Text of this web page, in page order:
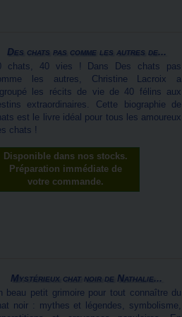
Des chats pas comme les autres de...
chats, 40 vies ! Dans Des chats pas
les autres, Christine Lacroix a
les récits de vie de 40 félins aux
extraordinaires. Cette biographie de
est le livre idéal pour tous les amoureux
chats !
Disponible dans nos stocks.
Préparation immédiate de
votre commande.
Mystérieux chat noir de Nathalie...
beau petit grimoire pour tout connaître du
noir : mythes et légendes, symbolisme,